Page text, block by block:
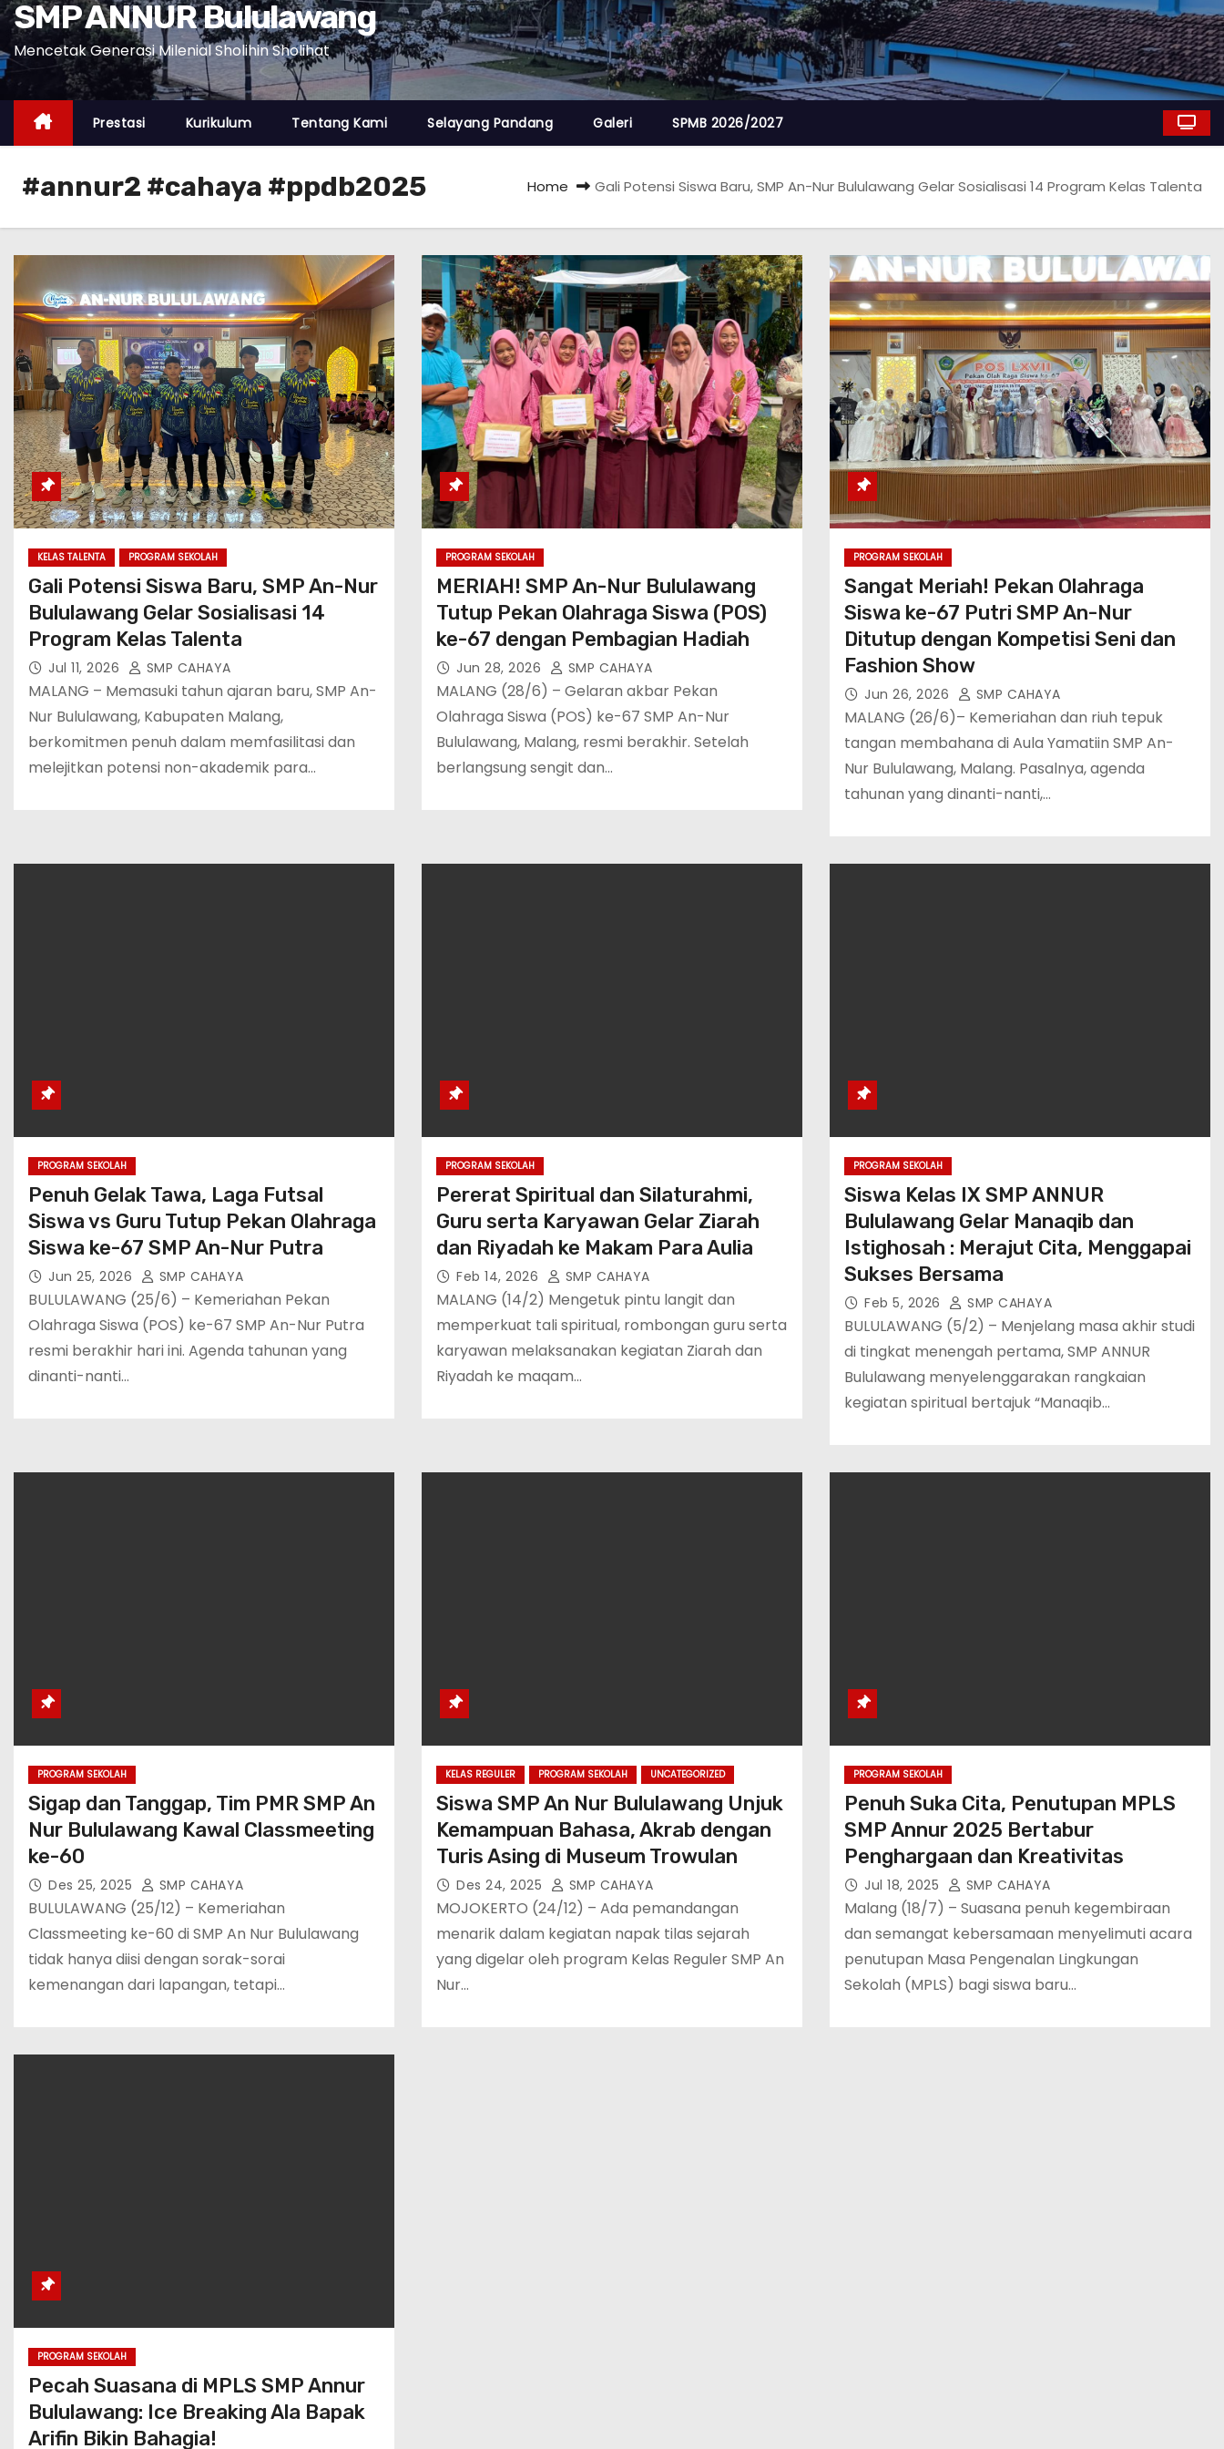
SMP ANNUR Bululawang
Mencetak Generasi Milenial Sholihin Sholihat
Prestasi Kurikulum Tentang Kami Selayang Pandang Galeri SPMB 2026/2027
#annur2 #cahaya #ppdb2025 Home Gali Potensi Siswa Baru, SMP An-Nur Bululawang Gelar Sosialisasi 14 Program Kelas Talenta
KELAS TALENTA PROGRAM SEKOLAH
Gali Potensi Siswa Baru, SMP An-Nur
Bululawang Gelar Sosialisasi 14
Program Kelas Talenta
Jul 11, 2026 SMP CAHAYA
MALANG – Memasuki tahun ajaran baru, SMP An-
Nur Bululawang, Kabupaten Malang,
berkomitmen penuh dalam memfasilitasi dan
melejitkan potensi non-akademik para…
PROGRAM SEKOLAH
MERIAH! SMP An-Nur Bululawang
Tutup Pekan Olahraga Siswa (POS)
ke-67 dengan Pembagian Hadiah
Jun 28, 2026 SMP CAHAYA
MALANG (28/6) – Gelaran akbar Pekan
Olahraga Siswa (POS) ke-67 SMP An-Nur
Bululawang, Malang, resmi berakhir. Setelah
berlangsung sengit dan…
PROGRAM SEKOLAH
Sangat Meriah! Pekan Olahraga
Siswa ke-67 Putri SMP An-Nur
Ditutup dengan Kompetisi Seni dan
Fashion Show
Jun 26, 2026 SMP CAHAYA
MALANG (26/6)– Kemeriahan dan riuh tepuk
tangan membahana di Aula Yamatiin SMP An-
Nur Bululawang, Malang. Pasalnya, agenda
tahunan yang dinanti-nanti,…
PROGRAM SEKOLAH
Penuh Gelak Tawa, Laga Futsal
Siswa vs Guru Tutup Pekan Olahraga
Siswa ke-67 SMP An-Nur Putra
Jun 25, 2026 SMP CAHAYA
BULULAWANG (25/6) – Kemeriahan Pekan
Olahraga Siswa (POS) ke-67 SMP An-Nur Putra
resmi berakhir hari ini. Agenda tahunan yang
dinanti-nanti…
PROGRAM SEKOLAH
Pererat Spiritual dan Silaturahmi,
Guru serta Karyawan Gelar Ziarah
dan Riyadah ke Makam Para Aulia
Feb 14, 2026 SMP CAHAYA
MALANG (14/2) Mengetuk pintu langit dan
memperkuat tali spiritual, rombongan guru serta
karyawan melaksanakan kegiatan Ziarah dan
Riyadah ke maqam…
PROGRAM SEKOLAH
Siswa Kelas IX SMP ANNUR
Bululawang Gelar Manaqib dan
Istighosah : Merajut Cita, Menggapai
Sukses Bersama
Feb 5, 2026 SMP CAHAYA
BULULAWANG (5/2) – Menjelang masa akhir studi
di tingkat menengah pertama, SMP ANNUR
Bululawang menyelenggarakan rangkaian
kegiatan spiritual bertajuk “Manaqib…
PROGRAM SEKOLAH
Sigap dan Tanggap, Tim PMR SMP An
Nur Bululawang Kawal Classmeeting
ke-60
Des 25, 2025 SMP CAHAYA
BULULAWANG (25/12) – Kemeriahan
Classmeeting ke-60 di SMP An Nur Bululawang
tidak hanya diisi dengan sorak-sorai
kemenangan dari lapangan, tetapi…
KELAS REGULER PROGRAM SEKOLAH UNCATEGORIZED
Siswa SMP An Nur Bululawang Unjuk
Kemampuan Bahasa, Akrab dengan
Turis Asing di Museum Trowulan
Des 24, 2025 SMP CAHAYA
MOJOKERTO (24/12) – Ada pemandangan
menarik dalam kegiatan napak tilas sejarah
yang digelar oleh program Kelas Reguler SMP An
Nur…
PROGRAM SEKOLAH
Penuh Suka Cita, Penutupan MPLS
SMP Annur 2025 Bertabur
Penghargaan dan Kreativitas
Jul 18, 2025 SMP CAHAYA
Malang (18/7) – Suasana penuh kegembiraan
dan semangat kebersamaan menyelimuti acara
penutupan Masa Pengenalan Lingkungan
Sekolah (MPLS) bagi siswa baru…
PROGRAM SEKOLAH
Pecah Suasana di MPLS SMP Annur
Bululawang: Ice Breaking Ala Bapak
Arifin Bikin Bahagia!